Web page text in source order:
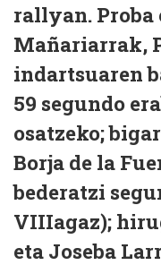
rallyan. Proba
Mañariarrak,
indartsuaren
59 segundo
osatzeko;
Borja de la
bederatzi
VIIIagaz);
eta Joseba